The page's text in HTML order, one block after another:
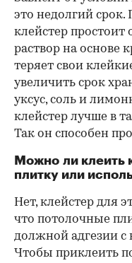
это недолгий
клейстер простоит
раствор на основе
теряет свои
увеличить срок
уксус, соль и
клейстер лучше в
Так он способен
Можно ли клеить
плитку или
Нет, клейстер для
что потолочные
должной адгезии с
Чтобы приклеить